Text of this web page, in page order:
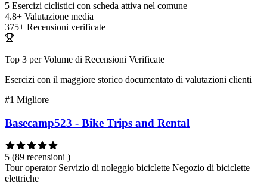
5 Esercizi ciclistici con scheda attiva nel comune
4.8+ Valutazione media
375+ Recensioni verificate
Top 3 per Volume di Recensioni Verificate
Esercizi con il maggiore storico documentato di valutazioni clienti
#1 Migliore
Basecamp523 - Bike Trips and Rental
5 (89 recensioni )
Tour operator Servizio di noleggio biciclette Negozio di biciclette
elettriche